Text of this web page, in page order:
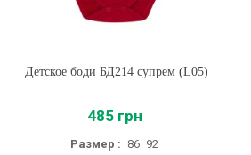
Купить
Детское боди БД214 супрем (L05)
485 грн
Размер : 86 92